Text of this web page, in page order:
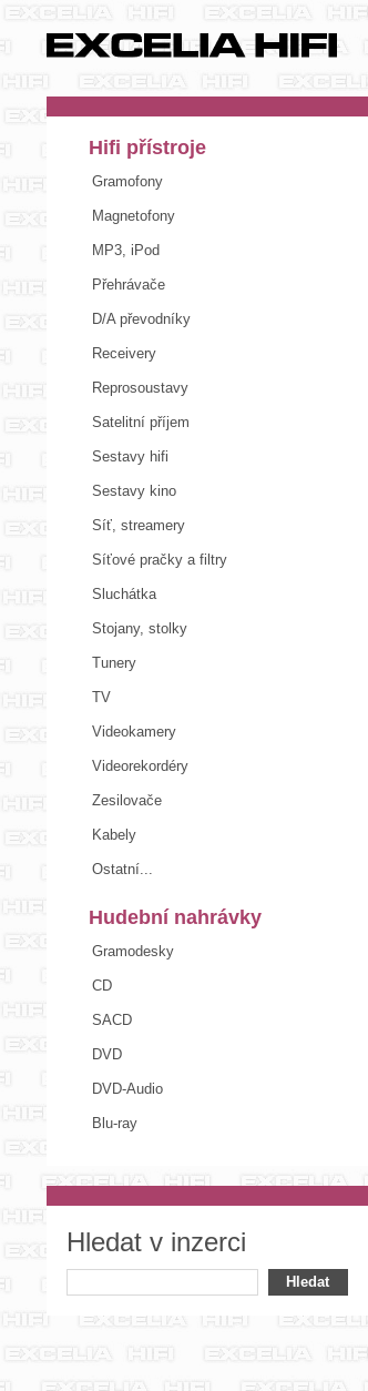
Hifi přístroje
Gramofony
Magnetofony
MP3, iPod
Přehrávače
D/A převodníky
Receivery
Reprosoustavy
Satelitní příjem
Sestavy hifi
Sestavy kino
Síť, streamery
Síťové pračky a filtry
Sluchátka
Stojany, stolky
Tunery
TV
Videokamery
Videorekordéry
Zesilovače
Kabely
Ostatní...
Hudební nahrávky
Gramodesky
CD
SACD
DVD
DVD-Audio
Blu-ray
Hledat v inzerci